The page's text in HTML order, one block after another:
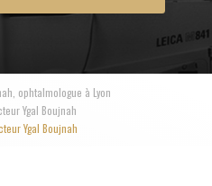
ophtalmologue à Lyon
Ygal Boujnah
Ygal Boujnah